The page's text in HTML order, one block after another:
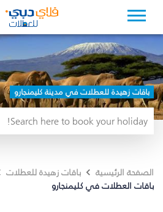
باقات زهيدة للعطلات في مدينة كليمنجارو
الصفحة الرئيسية باقات زهيدة للعطلات
باقات العطلات في كليمنجارو